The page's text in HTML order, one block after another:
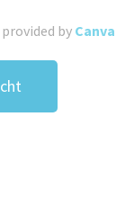
by Canva